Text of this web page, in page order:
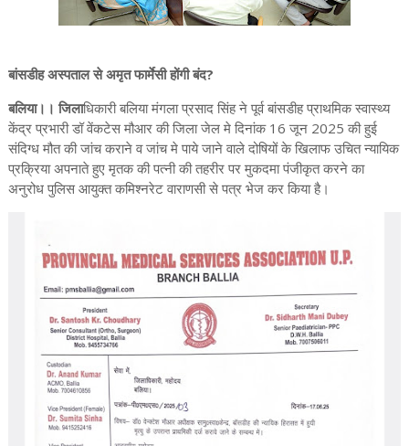
बांसडीह अस्पताल से अमृत फार्मेसी होंगी बंद?
बलिया।। जिलाधिकारी बलिया मंगला प्रसाद सिंह ने पूर्व बांसडीह प्राथमिक स्वास्थ्य
केंद्र प्रभारी डॉ वेंकटेस मौआर की जिला जेल मे दिनांक 16 जून 2025 की हुई
संदिग्ध मौत की जांच कराने व जांच मे पाये जाने वाले दोषियों के खिलाफ उचित न्यायिक
प्रक्रिया अपनाते हुए मृतक की पत्नी की तहरीर पर मुकदमा पंजीकृत करने का
अनुरोध पुलिस आयुक्त कमिश्नरेट वाराणसी से पत्र भेज कर किया है।